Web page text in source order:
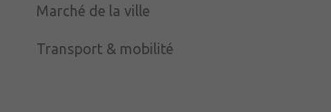
Marché de la ville
Transport & mobilité